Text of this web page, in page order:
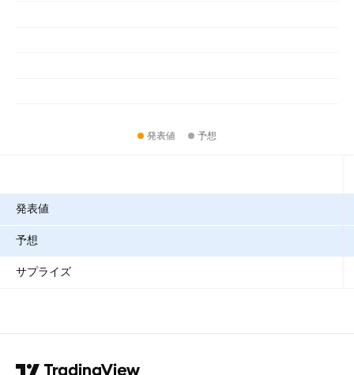
発表値 予想
発表値
予想
サプライズ